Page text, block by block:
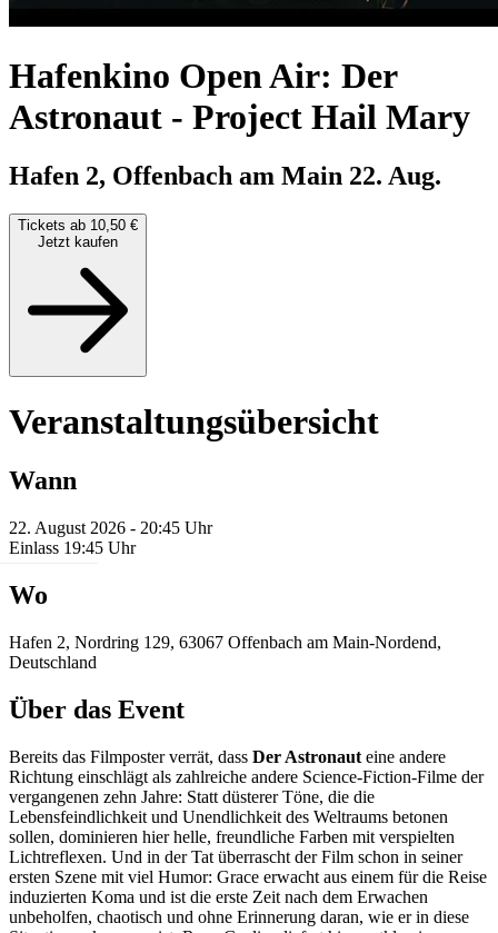
Hafenkino Open Air: Der
Astronaut - Project Hail Mary
Hafen 2, Offenbach am Main 22. Aug.
Tickets ab 10,50 €
Jetzt kaufen
Veranstaltungsübersicht
Wann
22. August 2026 - 20:45 Uhr
Einlass 19:45 Uhr
Wo
Hafen 2, Nordring 129, 63067 Offenbach am Main-Nordend,
Deutschland
Über das Event
Bereits das Filmposter verrät, dass Der Astronaut eine andere
Richtung einschlägt als zahlreiche andere Science-Fiction-Filme der
vergangenen zehn Jahre: Statt düsterer Töne, die die
Lebensfeindlichkeit und Unendlichkeit des Weltraums betonen
sollen, dominieren hier helle, freundliche Farben mit verspielten
Lichtreflexen. Und in der Tat überrascht der Film schon in seiner
ersten Szene mit viel Humor: Grace erwacht aus einem für die Reise
induzierten Koma und ist die erste Zeit nach dem Erwachen
unbeholfen, chaotisch und ohne Erinnerung daran, wie er in diese